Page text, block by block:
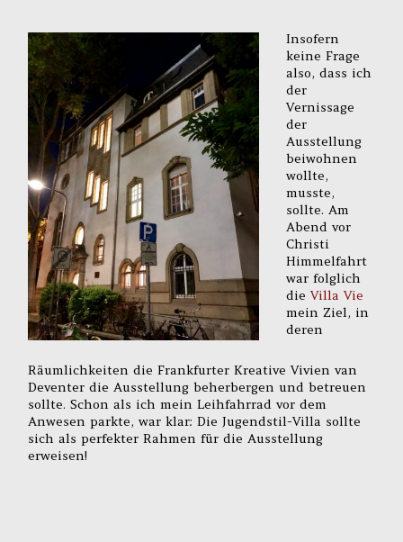
Insofern
keine Frage
also, dass ich
der
Vernissage
der
Ausstellung
beiwohnen
wollte,
musste,
sollte. Am
Abend vor
Christi
Himmelfahrt
war folglich
dieVilla Vie
mein Ziel, in
deren
Räumlichkeiten die Frankfurter Kreative Vivien van
Deventer die Ausstellung beherbergen und betreuen
sollte. Schon als ich mein Leihfahrrad vor dem
Anwesen parkte, war klar: Die Jugendstil-Villa sollte
sich als perfekter Rahmen für die Ausstellung
erweisen!